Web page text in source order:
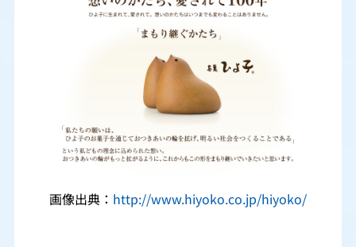
画像出典：http://www.hiyoko.co.jp/hiyoko/